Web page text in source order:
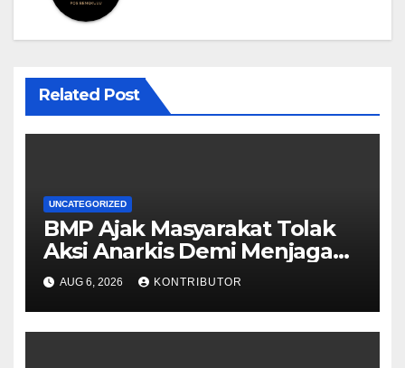
Related Post
UNCATEGORIZED
BMP Ajak Masyarakat Tolak
Aksi Anarkis Demi Menjaga
Keamanan dan
Pembangunan Papua
AUG 6, 2026 KONTRIBUTOR